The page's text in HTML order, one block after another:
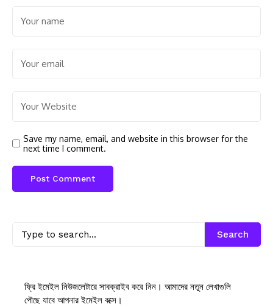
Save my name, email, and website in this browser for the
next time I comment.
Search
ফ্রি ইমেইল নিউজলেটারে সাবক্রাইব করে নিন। আমাদের নতুন লেখাগুলি
পৌছে যাবে আপনার ইমেইল বক্সে।